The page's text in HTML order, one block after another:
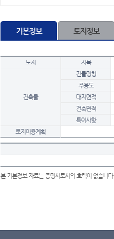
기본정보 토지정보
토지 지목
건축물
건물명칭
주용도
대지면적
건축면적
특이사항
토지이용계획
본 기본정보 자료는 증명서로서의 효력이 없습니다.